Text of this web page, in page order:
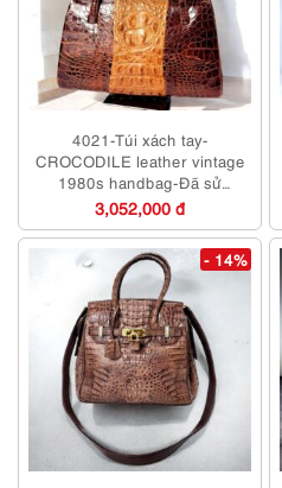
4021-Túi xách tay-
CROCODILE leather vintage
1980s handbag-Đã sử
dụng/Khá mới
3,052,000 đ
- 14%